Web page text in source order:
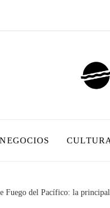
Fuego del Pacífico: la